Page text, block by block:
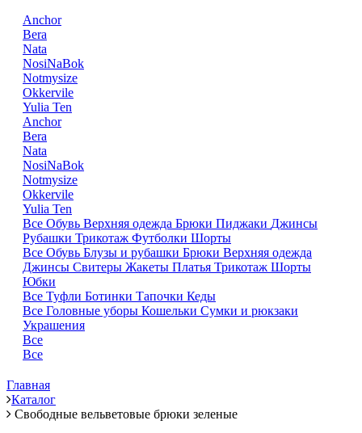
Anchor
Bera
Nata
NosiNaBok
Notmysize
Okkervile
Yulia Ten
Anchor
Bera
Nata
NosiNaBok
Notmysize
Okkervile
Yulia Ten
Все Обувь Верхняя одежда Брюки Пиджаки Джинсы
Рубашки Трикотаж Футболки Шорты
Все Обувь Блузы и рубашки Брюки Верхняя одежда
Джинсы Свитеры Жакеты Платья Трикотаж Шорты
Юбки
Все Туфли Ботинки Тапочки Кеды
Все Головные уборы Кошельки Сумки и рюкзаки
Украшения
Все
Все
Главная
Каталог
Свободные вельветовые брюки зеленые